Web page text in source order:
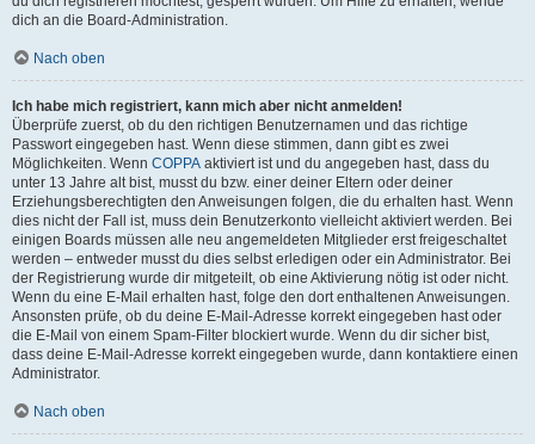
dich an die Board-Administration.
Nach oben
Ich habe mich registriert, kann mich aber nicht anmelden!
Überprüfe zuerst, ob du den richtigen Benutzernamen und das richtige
Passwort eingegeben hast. Wenn diese stimmen, dann gibt es zwei
Möglichkeiten. Wenn COPPA aktiviert ist und du angegeben hast, dass du
unter 13 Jahre alt bist, musst du bzw. einer deiner Eltern oder deiner
Erziehungsberechtigten den Anweisungen folgen, die du erhalten hast. Wenn
dies nicht der Fall ist, muss dein Benutzerkonto vielleicht aktiviert werden. Bei
einigen Boards müssen alle neu angemeldeten Mitglieder erst freigeschaltet
werden – entweder musst du dies selbst erledigen oder ein Administrator. Bei
der Registrierung wurde dir mitgeteilt, ob eine Aktivierung nötig ist oder nicht.
Wenn du eine E-Mail erhalten hast, folge den dort enthaltenen Anweisungen.
Ansonsten prüfe, ob du deine E-Mail-Adresse korrekt eingegeben hast oder
die E-Mail von einem Spam-Filter blockiert wurde. Wenn du dir sicher bist,
dass deine E-Mail-Adresse korrekt eingegeben wurde, dann kontaktiere einen
Administrator.
Nach oben